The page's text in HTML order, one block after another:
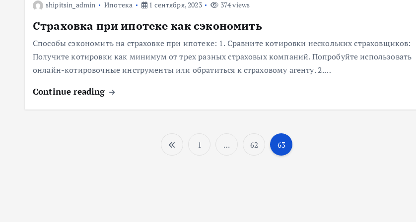
shipitsin_admin Ипотека 1 сентября, 2023 374 views
Страховка при ипотеке как сэкономить
Способы сэкономить на страховке при ипотеке: 1. Сравните котировки нескольких страховщиков:
Получите котировки как минимум от трех разных страховых компаний. Попробуйте использовать
онлайн-котировочные инструменты или обратиться к страховому агенту. 2.…
Continue reading
П
1 … 62 63